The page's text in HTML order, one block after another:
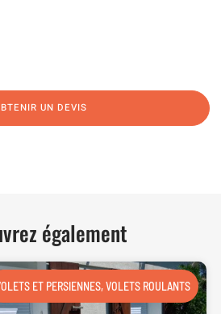
UN DEVIS
également
ET PERSIENNES,VOLETS ROULANTS